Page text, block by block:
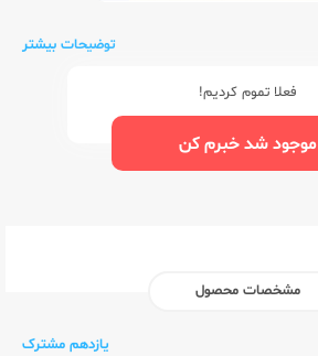
توضیحات بیشتر
فعلا تموم کردیم!
موجود شد خبرم کن
مشخصات محصول
یازدهم مشترک